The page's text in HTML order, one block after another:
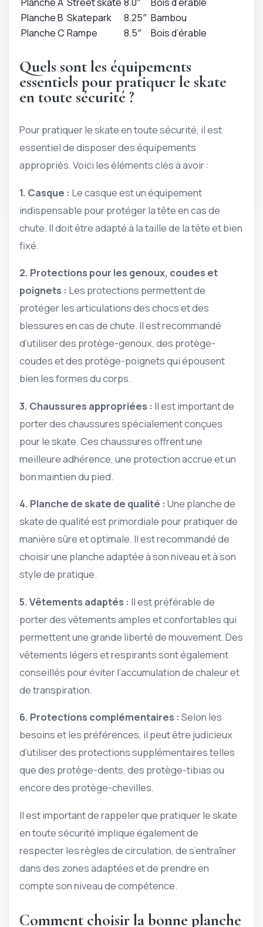
Planche B Skatepark 8.25″ Bambou
Planche C Rampe 8.5″ Bois d’érable
Quels sont les équipements
essentiels pour pratiquer le skate
en toute sécurité ?
Pour pratiquer le skate en toute sécurité, il est
essentiel de disposer des équipements
appropriés. Voici les éléments clés à avoir :
1. Casque : Le casque est un équipement
indispensable pour protéger la tête en cas de
chute. Il doit être adapté à la taille de la tête et bien
fixé.
2. Protections pour les genoux, coudes et
poignets : Les protections permettent de
protéger les articulations des chocs et des
blessures en cas de chute. Il est recommandé
d’utiliser des protège-genoux, des protège-
coudes et des protège-poignets qui épousent
bien les formes du corps.
3. Chaussures appropriées : Il est important de
porter des chaussures spécialement conçues
pour le skate. Ces chaussures offrent une
meilleure adhérence, une protection accrue et un
bon maintien du pied.
4. Planche de skate de qualité : Une planche de
skate de qualité est primordiale pour pratiquer de
manière sûre et optimale. Il est recommandé de
choisir une planche adaptée à son niveau et à son
style de pratique.
5. Vêtements adaptés : Il est préférable de
porter des vêtements amples et confortables qui
permettent une grande liberté de mouvement. Des
vêtements légers et respirants sont également
conseillés pour éviter l’accumulation de chaleur et
de transpiration.
6. Protections complémentaires : Selon les
besoins et les préférences, il peut être judicieux
d’utiliser des protections supplémentaires telles
que des protège-dents, des protège-tibias ou
encore des protège-chevilles.
Il est important de rappeler que pratiquer le skate
en toute sécurité implique également de
respecter les règles de circulation, de s’entraîner
dans des zones adaptées et de prendre en
compte son niveau de compétence.
Comment choisir la bonne planche